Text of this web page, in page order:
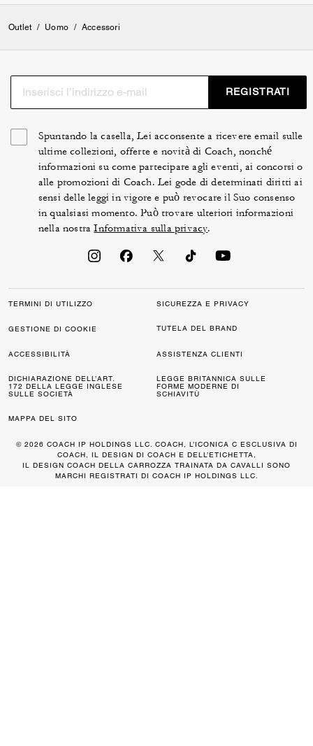
Outlet / Uomo / Accessori
REGISTRATI
Spuntando la casella, Lei acconsente a ricevere email sulle
ultime collezioni, offerte e novità di Coach, nonché
informazioni su come partecipare agli eventi, ai concorsi o
alle promozioni di Coach. Lei gode di determinati diritti ai
sensi delle leggi in vigore e può revocare il Suo consenso
in qualsiasi momento. Può trovare ulteriori informazioni
nella nostraInformativa sulla privacy.
TERMINI DI UTILIZZO SICUREZZA E PRIVACY
GESTIONE DI COOKIE TUTELA DEL BRAND
ACCESSIBILITÀ ASSISTENZA CLIENTI
DICHIARAZIONE DELL’ART.
172 DELLA LEGGE INGLESE
SULLE SOCIETÀ
LEGGE BRITANNICA SULLE
FORME MODERNE DI
SCHIAVITÙ
MAPPA DEL SITO
© 2026 COACH IP HOLDINGS LLC. COACH, L’ICONICA C ESCLUSIVA DI
COACH, IL DESIGN DI COACH E DELL’ETICHETTA,
IL DESIGN COACH DELLA CARROZZA TRAINATA DA CAVALLI SONO
MARCHI REGISTRATI DI COACH IP HOLDINGS LLC.